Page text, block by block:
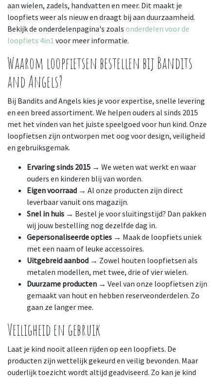
aan wielen, zadels, handvatten en meer. Dit maakt je
loopfiets weer als nieuw en draagt bij aan duurzaamheid.
Bekijk de onderdelenpagina's zoals onderdelen voor de
loopfiets 4in1 voor meer informatie.
Waarom loopfietsen bestellen bij Bandits
and Angels?
Bij Bandits and Angels kies je voor expertise, snelle levering
en een breed assortiment. We helpen ouders al sinds 2015
met het vinden van het juiste speelgoed voor hun kind. Onze
loopfietsen zijn ontworpen met oog voor design, veiligheid
en gebruiksgemak.
Ervaring sinds 2015 → We weten wat werkt en waar
ouders en kinderen blij van worden.
Eigen voorraad → Al onze producten zijn direct
leverbaar vanuit ons magazijn.
Snel in huis → Bestel je voor sluitingstijd? Dan pakken
wij jouw bestelling nog dezelfde dag in.
Gepersonaliseerde opties → Maak de loopfiets uniek
met een naam of leuke accessoires.
Uitgebreid aanbod → Zowel houten loopfietsen als
metalen modellen, met twee, drie of vier wielen.
Duurzame producten → Veel van onze loopfietsen zijn
gemaakt van hout en hebben reserveonderdelen. Zo
gaan ze langer mee.
Veiligheid en gebruik
Laat je kind nooit alleen rijden op een loopfiets. De
producten zijn wettelijk gekeurd en veilig bevonden. Maar
ouderlijk toezicht wordt altijd geadviseerd. Zo kan je kind